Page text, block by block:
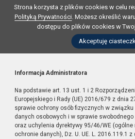
Strona korzysta z plików cookies w celu
Polityką Prywatności. Możesz określić
dostępu do plików cookies w
Akceptuję
Informacja Administratora
Na podstawie art. 13 ust. 1 i 2
Europejskiego i Rady (UE) 2016/679 z dnia
sprawie ochrony osób fizycznych w
danych osobowych i w sprawie swobodnego
oraz uchylenia dyrektywy 95/46/WE
ochronie danych), Dz. U. UE. L. 2016.119.1